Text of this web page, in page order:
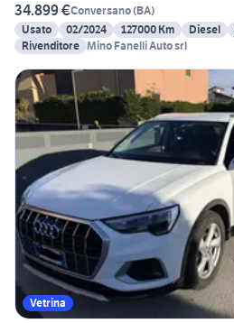
34.899 €Conversano(BA)
Usato
02/2024 127000 Km Diesel
Rivenditore Mino Fanelli Auto srl
Vetrina